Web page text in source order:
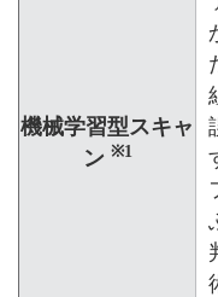
機械学習型スキャ
ン ※1